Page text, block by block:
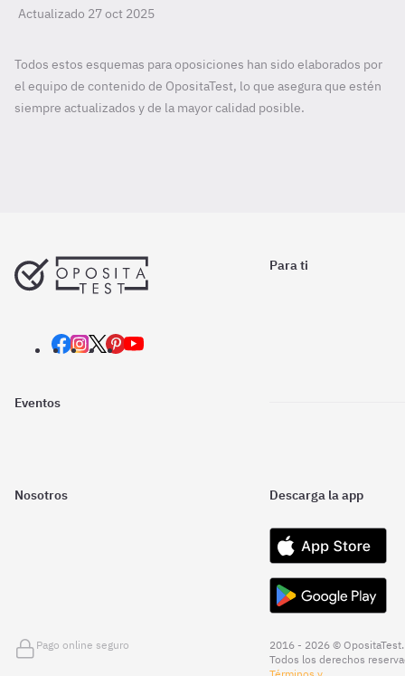
Actualizado 27 oct 2025
Todos estos esquemas para oposiciones han sido elaborados por
el equipo de contenido de OpositaTest, lo que asegura que estén
siempre actualizados y de la mayor calidad posible.
Para ti
Eventos
Nosotros Descarga la app
Pago online seguro
2016 - 2026 © OpositaTest.
Todos los derechos